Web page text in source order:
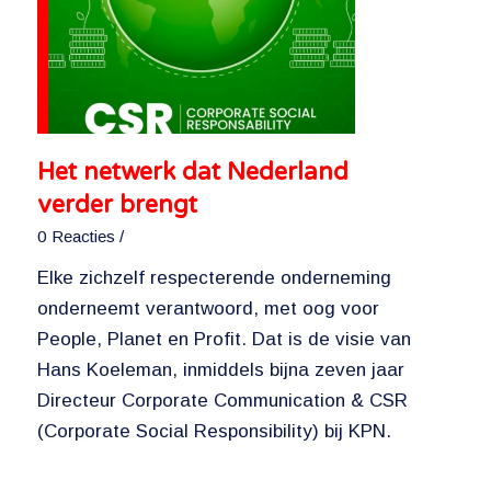
Het netwerk dat Nederland
verder brengt
0 Reacties /
Elke zichzelf respecterende onderneming
onderneemt verantwoord, met oog voor
People, Planet en Profit. Dat is de visie van
Hans Koeleman, inmiddels bijna zeven jaar
Directeur Corporate Communication & CSR
(Corporate Social Responsibility) bij KPN.